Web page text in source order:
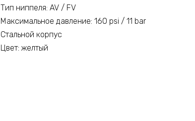
Тип ниппеля: AV / FV
Максимальное давление: 160 psi / 11 bar
Стальной корпус
Цвет: желтый